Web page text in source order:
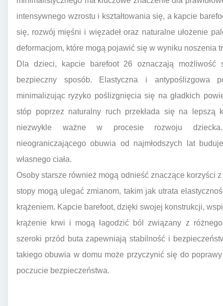
intensywnego wzrostu i kształtowania się, a kapcie
się, rozwój mięśni i więzadeł oraz naturalne ułożenie
deformacjom, które mogą pojawić się w wyniku noszenia
Dla dzieci, kapcie barefoot 26 oznaczają
bezpieczny sposób. Elastyczna i antypoślizgowa
minimalizując ryzyko poślizgnięcia się na gładkich
stóp poprzez naturalny ruch przekłada się na lepszą
niezwykle ważne w procesie rozwoju dziecka.
nieograniczającego obuwia od najmłodszych lat
własnego ciała.
Osoby starsze również mogą odnieść znaczące korzyści
stopy mogą ulegać zmianom, takim jak utrata
krążeniem. Kapcie barefoot, dzięki swojej konstrukcji,
krążenie krwi i mogą łagodzić ból związany z
szeroki przód buta zapewniają stabilność i
takiego obuwia w domu może przyczynić się do
poczucie bezpieczeństwa.